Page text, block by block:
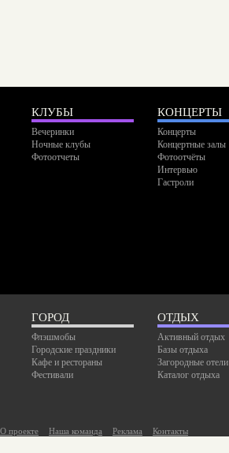
КЛУБЫ
Вечеринки
Ночные клубы
Фотоотчеты
КОНЦЕРТЫ
Концерты
Концертные залы
Фотоотчёты
Интервью
Гастроли
ГОРОД
Флэшмобы
Городские праздники
Кафе и рестораны
Фестивали
ОТДЫХ
Активный отдых
Базы отдыха
Загородные отели
Каталог отдыха
О проекте Наша команда Реклама Контакты